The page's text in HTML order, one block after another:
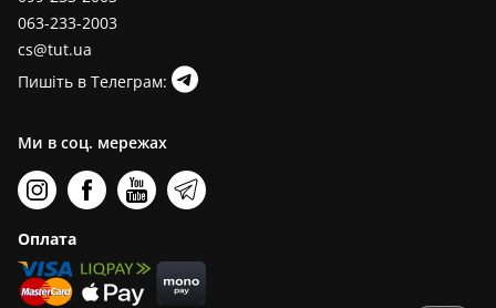
063-233-2003
cs@tut.ua
Пишіть в Телеграм:
Ми в соц. мережах
Оплата